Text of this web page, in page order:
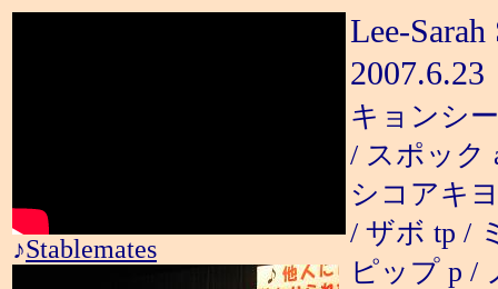
♪Stablemates
Lee-
キョンシ
/ スポック
シコアキ
/ ザボ tp /
ピップ p /